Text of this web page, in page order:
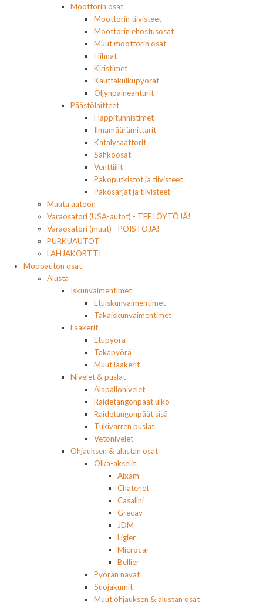
Moottorin osat
Moottorin tiivisteet
Moottorin ehostusosat
Muut moottorin osat
Hihnat
Kiristimet
Kauttakulkupyörät
Öljynpaineanturit
Päästölaitteet
Happitunnistimet
Ilmamäärämittarit
Katalysaattorit
Sähköosat
Venttiilit
Pakoputkistot ja tiivisteet
Pakosarjat ja tiivisteet
Muuta autoon
Varaosatori (USA-autot) - TEE LÖYTÖJÄ!
Varaosatori (muut) - POISTOJA!
PURKUAUTOT
LAHJAKORTTI
Mopoauton osat
Alusta
Iskunvaimentimet
Etuiskunvaimentimet
Takaiskunvaimentimet
Laakerit
Etupyörä
Takapyörä
Muut laakerit
Nivelet & puslat
Alapallonivelet
Raidetangonpäät ulko
Raidetangonpäät sisä
Tukivarren puslat
Vetonivelet
Ohjauksen & alustan osat
Olka-akselit
Aixam
Chatenet
Casalini
Grecav
JDM
Ligier
Microcar
Bellier
Pyörän navat
Suojakumit
Muut ohjauksen & alustan osat